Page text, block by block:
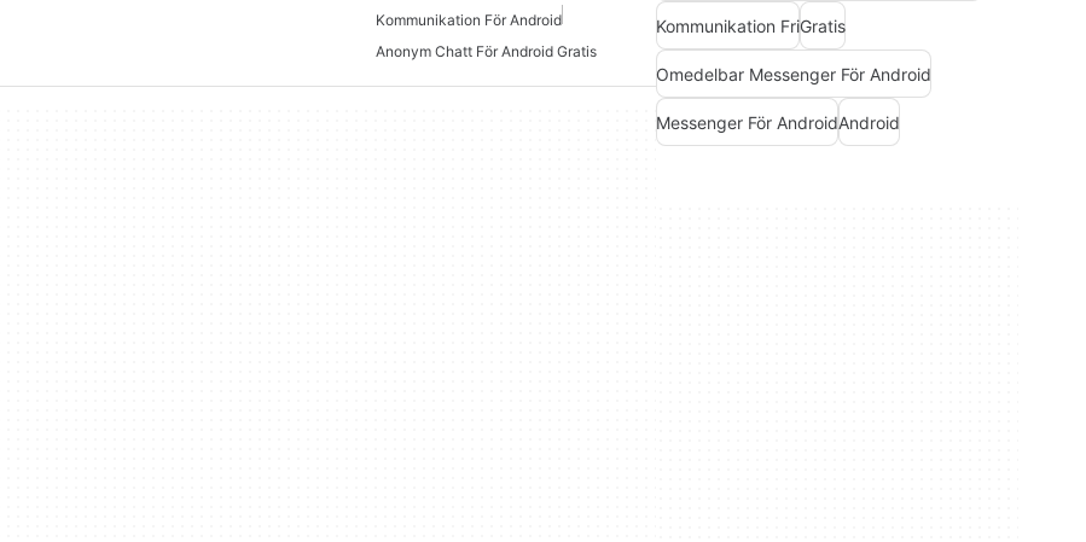
Kommunikation För Android
Anonym Chatt För Android Gratis
Kommunikation FriGratis
Omedelbar Messenger För Android
Messenger För AndroidAndroid